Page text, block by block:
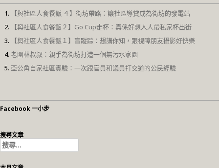
【與社區人食餐飯 ４】街坊帶路：讓社區導賞成為街坊的發電站
【與社區人食餐飯２】Go Cup走杯：真係好想人人帶私家杯出街
【與社區人食餐飯１】盲蹤踪：想講你知，跟視障朋友攝影好快樂
老圍林叔叔：親手為街坊打造一個無污水家園
亞公角自家社區實驗：一次跟官員和議員打交道的公民經驗
Facebook 一小步
搜尋文章
搜
尋
關